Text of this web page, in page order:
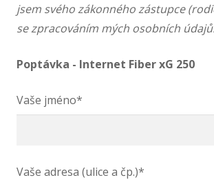
jsem svého zákonného zástupce
se zpracováním mých osobních údajů.
Poptávka - Internet Fiber xG 250
Vaše jméno*
Vaše adresa (ulice a čp.)*